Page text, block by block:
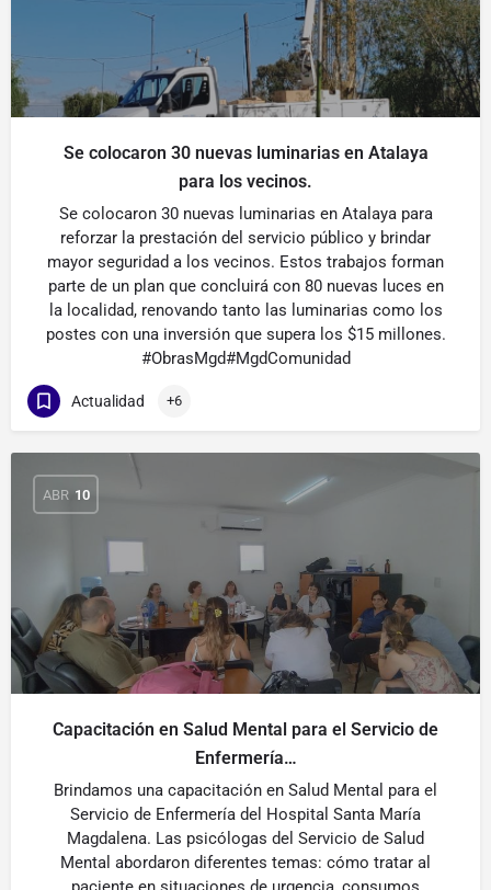
Se colocaron 30 nuevas luminarias en Atalaya
para los vecinos.
Se colocaron 30 nuevas luminarias en Atalaya para
reforzar la prestación del servicio público y brindar
mayor seguridad a los vecinos. Estos trabajos forman
parte de un plan que concluirá con 80 nuevas luces en
la localidad, renovando tanto las luminarias como los
postes con una inversión que supera los $15 millones.
#ObrasMgd#MgdComunidad
Actualidad +6
ABR 10
Capacitación en Salud Mental para el Servicio de
Enfermería…
Brindamos una capacitación en Salud Mental para el
Servicio de Enfermería del Hospital Santa María
Magdalena. Las psicólogas del Servicio de Salud
Mental abordaron diferentes temas: cómo tratar al